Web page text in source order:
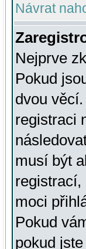
Návrat
Nejprve
Pokud
dvou
registraci
musí být
registrací,
moci
Pokud
pokud